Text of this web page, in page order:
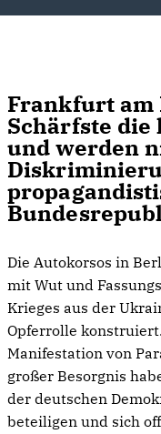
Frankfurt am
Schärfste
und werden
Die Autokorsos in
mit Wut und
Krieges aus der
Opferrolle
Manifestation von
großer Besorgnis
der deutschen
beteiligen und sich